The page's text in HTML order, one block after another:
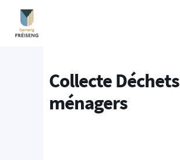
Collecte Déchets
ménagers